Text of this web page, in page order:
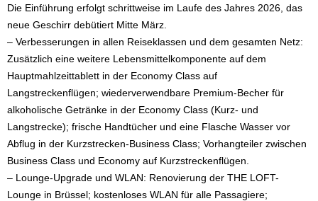
Die Einführung erfolgt schrittweise im Laufe des Jahres 2026, das
neue Geschirr debütiert Mitte März.
– Verbesserungen in allen Reiseklassen und dem gesamten Netz:
Zusätzlich eine weitere Lebensmittelkomponente auf dem
Hauptmahlzeittablett in der Economy Class auf
Langstreckenflügen; wiederverwendbare Premium-Becher für
alkoholische Getränke in der Economy Class (Kurz- und
Langstrecke); frische Handtücher und eine Flasche Wasser vor
Abflug in der Kurzstrecken-Business Class; Vorhangteiler zwischen
Business Class und Economy auf Kurzstreckenflügen.
– Lounge-Upgrade und WLAN: Renovierung der THE LOFT-
Lounge in Brüssel; kostenloses WLAN für alle Passagiere;